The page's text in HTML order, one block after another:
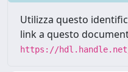
Utilizza questo
link a questo
https://hdl.handle.net/